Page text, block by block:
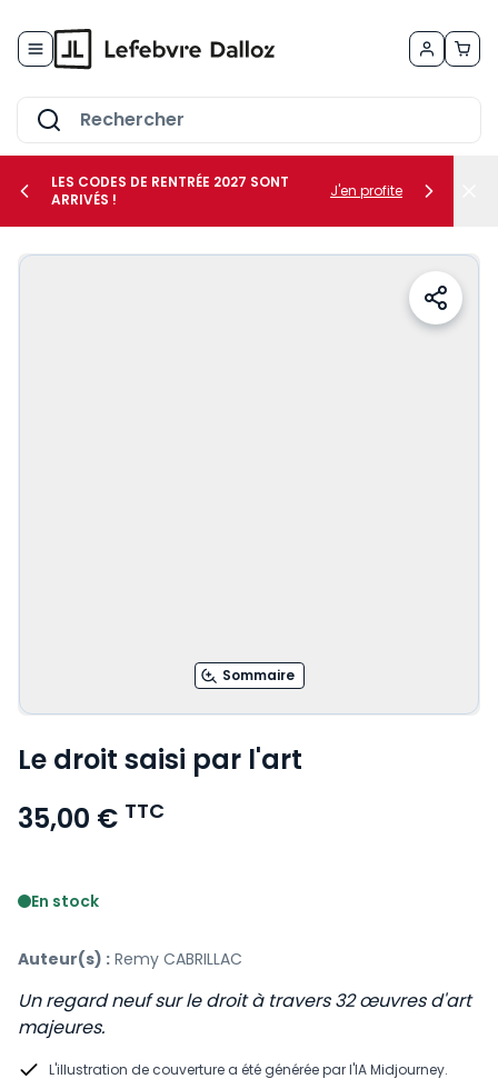
le sous-menu Vos métiers
LES CODES DE RENTRÉE 2027 SONT
ARRIVÉS !
J'en profite
Sommaire
Le droit saisi par l'art
35,00 € TTC
En stock
Auteur(s) : Remy CABRILLAC
Un regard neuf sur le droit à travers 32 œuvres d'art
majeures.
L'illustration de couverture a été générée par l'IA Midjourney.